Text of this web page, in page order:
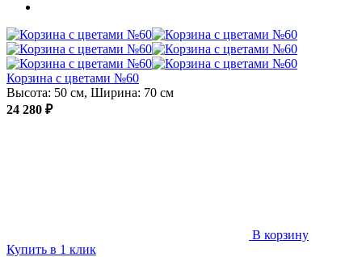
Корзина с цветами №60
Высота: 50 см, Ширина: 70 см
24 280 ₽
В корзину
Купить в 1 клик